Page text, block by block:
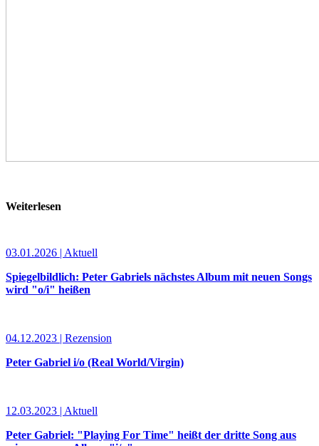
Weiterlesen
03.01.2026 | Aktuell
Spiegelbildlich: Peter Gabriels nächstes Album mit neuen Songs
wird "o/i" heißen
04.12.2023 | Rezension
Peter Gabriel i/o (Real World/Virgin)
12.03.2023 | Aktuell
Peter Gabriel: "Playing For Time" heißt der dritte Song aus